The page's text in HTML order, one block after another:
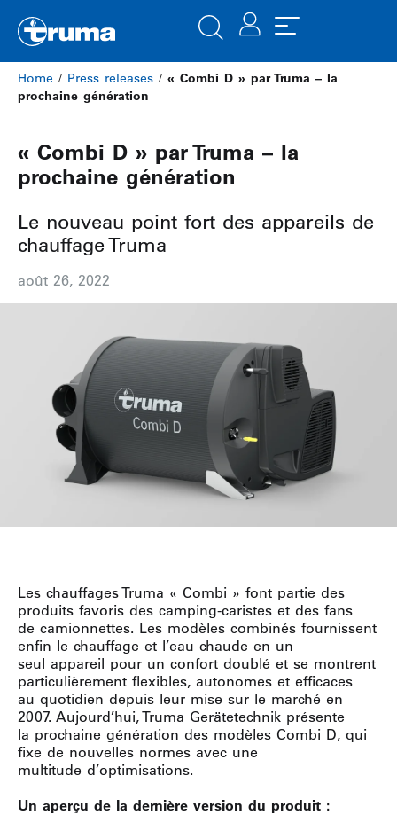
Home / Press releases / « Combi D » par Truma – la
prochaine génération
« Combi D » par Truma – la
prochaine génération
Le nouveau point fort des appareils de
chauffage Truma
août 26, 2022
Les chauffages Truma « Combi » font partie des
produits favoris des camping-caristes et des fans
de camionnettes. Les modèles combinés fournissent
enfin le chauffage et l’eau chaude en un
seul appareil pour un confort doublé et se montrent
particulièrement flexibles, autonomes et efficaces
au quotidien depuis leur mise sur le marché en
2007. Aujourd’hui, Truma Gerätetechnik présente
la prochaine génération des modèles Combi D, qui
fixe de nouvelles normes avec une
multitude d’optimisations.
Un aperçu de la dernière version du produit :